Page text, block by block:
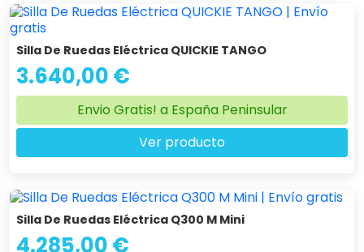
Silla De Ruedas Eléctrica QUICKIE TANGO
3.640,00 €
Envio Gratis! a España Peninsular
Ver producto
Silla De Ruedas Eléctrica Q300 M Mini
4.285,00 €